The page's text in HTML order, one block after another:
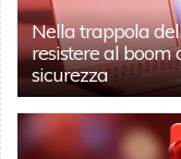
Nella trappola
resistere al
sicurezza